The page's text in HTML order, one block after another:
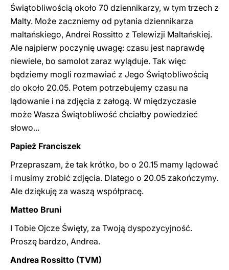
Świątobliwością około 70 dziennikarzy, w tym trzech z
Malty. Może zaczniemy od pytania dziennikarza
maltańskiego, Andrei Rossitto z Telewizji Maltańskiej.
Ale najpierw poczynię uwagę: czasu jest naprawdę
niewiele, bo samolot zaraz wyląduje. Tak więc
będziemy mogli rozmawiać z Jego Świątobliwością
do około 20.05. Potem potrzebujemy czasu na
lądowanie i na zdjęcia z załogą. W międzyczasie
może Wasza Świątobliwość chciałby powiedzieć
słowo...
Papież Franciszek
Przepraszam, że tak krótko, bo o 20.15 mamy lądować
i musimy zrobić zdjęcia. Dlatego o 20.05 zakończymy.
Ale dziękuję za waszą współpracę.
Matteo Bruni
I Tobie Ojcze Święty, za Twoją dyspozycyjność.
Proszę bardzo, Andrea.
Andrea Rossitto (TVM)